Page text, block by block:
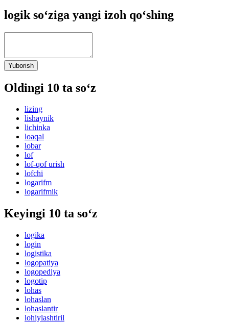
logik so‘ziga yangi izoh qo‘shing
Yuborish
Oldingi 10 ta so‘z
lizing
lishaynik
lichinka
loaqal
lobar
lof
lof-qof urish
lofchi
logarifm
logarifmik
Keyingi 10 ta so‘z
logika
login
logistika
logopatiya
logopediya
logotip
lohas
lohaslan
lohaslantir
lohiylashtiril